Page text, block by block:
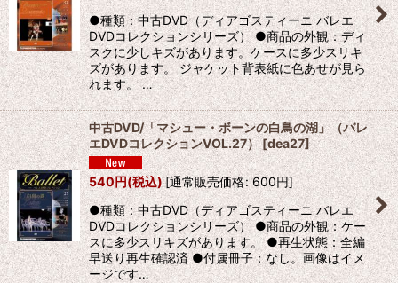
●種類：中古DVD（ディアゴスティーニ バレエ
DVDコレクションシリーズ） ●商品の外観：ディ
スクに少しキズがあります。ケースに多少スリキ
ズがあります。 ジャケット背表紙に色あせが見ら
れます。 …
中古DVD/「マシュー・ボーンの白鳥の湖」（バレ
エDVDコレクションVOL.27）[dea27]
540円(税込)[通常販売価格: 600円]
●種類：中古DVD（ディアゴスティーニ バレエ
DVDコレクションシリーズ） ●商品の外観：ケー
スに多少スリキズがあります。 ●再生状態：全編
早送り再生確認済 ●付属冊子：なし。画像はイメ
ージです…